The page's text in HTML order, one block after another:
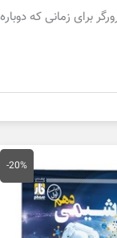
برای زمانی که
-20%
21,000 تومان
بود.
فعلی